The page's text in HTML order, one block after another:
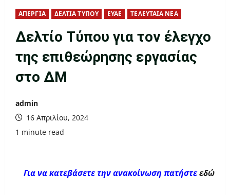
ΑΠΕΡΓΙΑ ΔΕΛΤΙΑ ΤΥΠΟΥ ΕΥΑΕ ΤΕΛΕΥΤΑΙΑ ΝΕΑ
Δελτίο Τύπου για τον έλεγχο
της επιθεώρησης εργασίας
στο ΔΜ
admin
16 Απριλίου, 2024
1 minute read
Για να κατεβάσετε την ανακοίνωση πατήστεεδώ